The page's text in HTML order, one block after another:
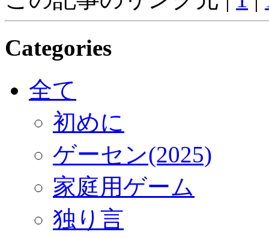
Categories
全て
初めに
ゲーセン(2025)
家庭用ゲーム
独り言